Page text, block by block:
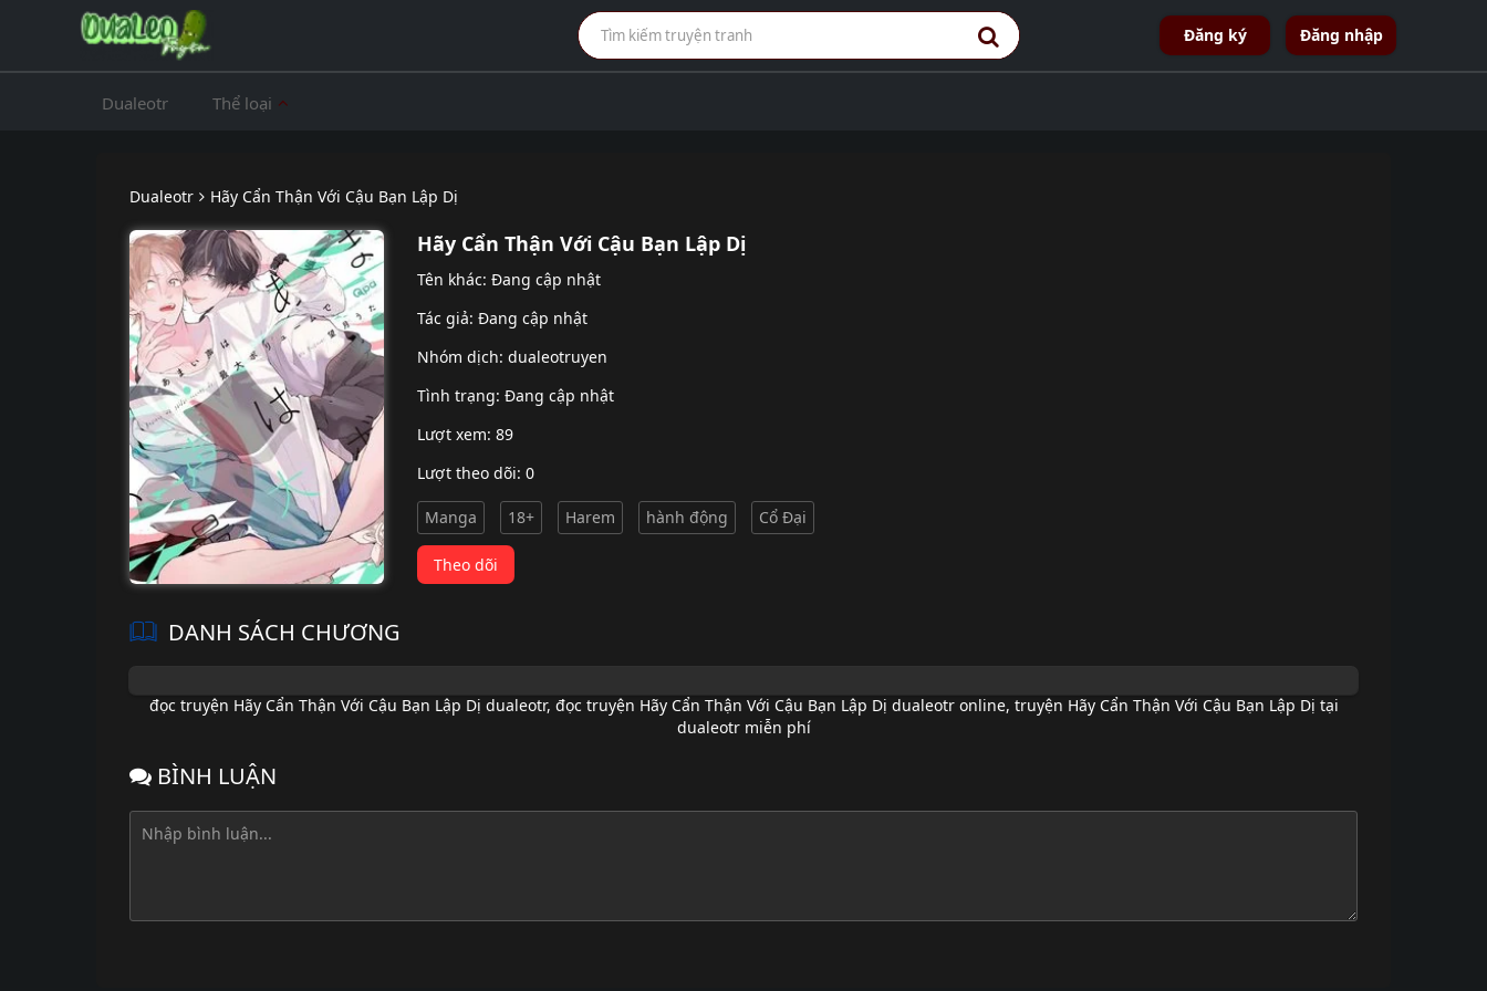
Đăng ký Đăng nhập
Dualeotr Thể loại
Dualeotr Hãy Cẩn Thận Với Cậu Bạn Lập Dị
Hãy Cẩn Thận Với Cậu Bạn Lập Dị
Tên khác: Đang cập nhật
Tác giả: Đang cập nhật
Nhóm dịch: dualeotruyen
Tình trạng: Đang cập nhật
Lượt xem: 89
Lượt theo dõi: 0
Manga 18+ Harem hành động Cổ Đại
Theo dõi
DANH SÁCH CHƯƠNG
đọc truyện Hãy Cẩn Thận Với Cậu Bạn Lập Dị dualeotr, đọc truyện Hãy Cẩn Thận Với Cậu Bạn Lập Dị dualeotr online, truyện Hãy Cẩn Thận Với Cậu Bạn Lập Dị tại
dualeotr miễn phí
BÌNH LUẬN